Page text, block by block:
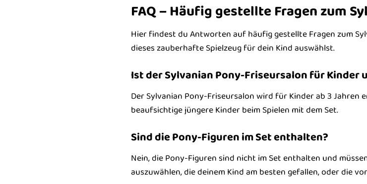
FAQ – Häufig gestellte Fragen zum
Hier findest du Antworten auf häufig gestellte Fragen zum
dieses zauberhafte Spielzeug für dein Kind auswählst.
Ist der Sylvanian Pony-Friseursalon für Kinder
Der Sylvanian Pony-Friseursalon wird für Kinder ab 3
beaufsichtige jüngere Kinder beim Spielen mit dem Set.
Sind die Pony-Figuren im Set enthalten?
Nein, die Pony-Figuren sind nicht im Set enthalten und
auszuwählen, die deinem Kind am besten gefallen, oder die